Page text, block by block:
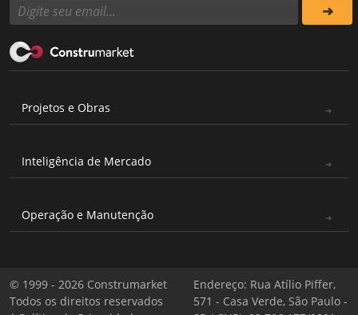
Projetos e Obras
Inteligência de Mercado
Operação e Manutenção
© 1999 - 2026 Construmarket
Todos os direitos reservados
Endereço: Rua Atílio Piffer,
571 - Casa Verde, São Paulo -